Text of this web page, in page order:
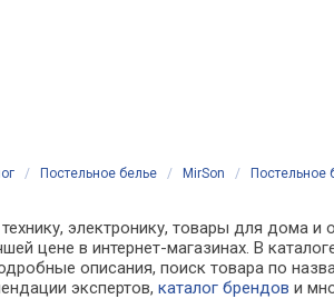
/ Постельное белье / MirSon / Постельное
электронику, товары для дома и
цене в интернет-магазинах. В
описания, поиск товара по
экспертов,каталог брендов и